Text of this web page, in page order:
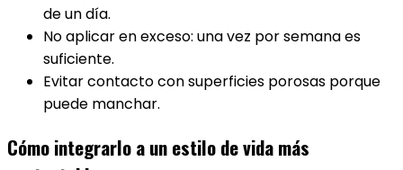
de un día.
No aplicar en exceso: una vez por semana es
suficiente.
Evitar contacto con superficies porosas porque
puede manchar.
Cómo integrarlo a un estilo de vida más